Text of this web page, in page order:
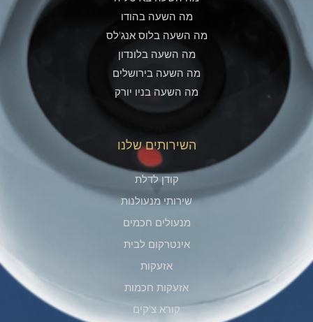
מה השעה בהודו
מה השעה בלוס אנג'לס
מה השעה בלונדון
מה השעה בירושלים
מה השעה בניו יורק
השירותים שלנו
קודן לדלת
שירותי מנעולנות
מנעולים חכמים
אינטרקום לבית
אזעקות
אזעקות חכמות
קורא צ'קים​